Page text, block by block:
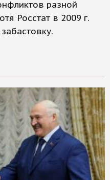
разной
Росстат в 2009 г.